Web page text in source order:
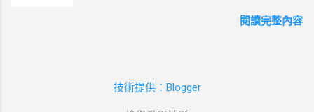
服器接收回應數據，並在終端或指定的輸出目標中顯示。 過程
定，則在終端中顯示。...
裝 minicom mtchang@debian:~$ sudo apt-get
號。這裡抓到的是 ttyUSB0 --> /dev/ttyUSB0
閱讀完整內容
技術提供：Blogger